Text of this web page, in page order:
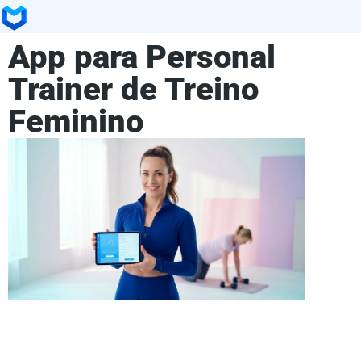
App para Personal
Trainer de Treino
Feminino